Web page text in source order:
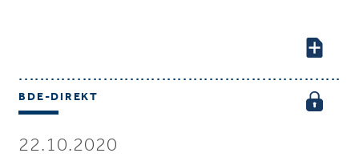
BDE-DIREKT
22.10.2020